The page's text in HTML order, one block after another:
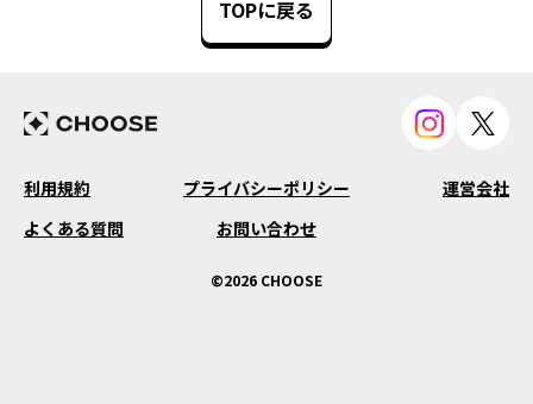
TOPに戻る
利用規約 プライバシーポリシー
運営会社
よくある質問
お問い合わせ
©2026 CHOOSE